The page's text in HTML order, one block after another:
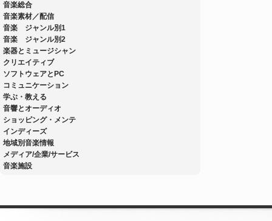
音楽総合
音楽素材／配信
音楽 ジャンル別1
音楽 ジャンル別2
楽器とミュージシャン
クリエイティブ
ソフトウェアとPC
コミュニケーション
学ぶ・教える
音響とオーディオ
ショッピング・メンテ
インディーズ
地域別音楽情報
メディア/企業/サービス
音楽施設